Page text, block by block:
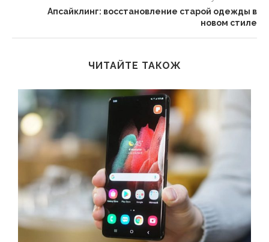
Апсайклинг: восстановление старой одежды в
новом стиле
ЧИТАЙТЕ ТАКОЖ